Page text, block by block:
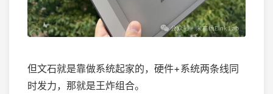
但文石就是靠做系统起家的，硬件+系统两条线同
时发力，那就是王炸组合。